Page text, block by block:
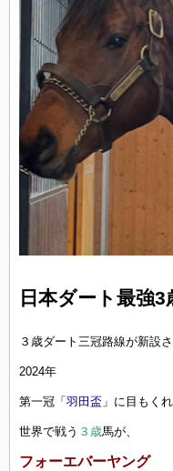
日本ダート最強
３歳ダート三冠路線が新設
2024年
第一冠「 羽田盃 」に目もく
世界で戦う ３歳馬が、
フォーエバーヤング